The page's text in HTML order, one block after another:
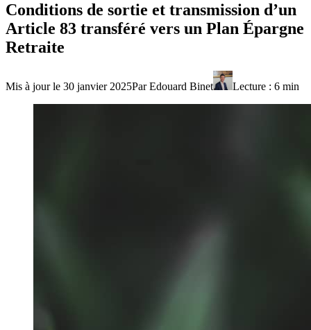
Conditions de sortie et transmission d’un
Article 83 transféré vers un Plan Épargne
Retraite
Mis à jour le 30 janvier 2025Par Edouard Binet Lecture : 6 min